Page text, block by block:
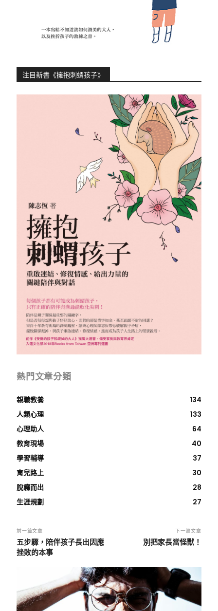
注目新書《擁抱刺蝟孩子》
熱門文章分類
親職教養
134
人類心理
133
心理助人
64
教育現場
40
學習輔導
37
育兒路上
30
脫癮而出
28
生涯規劃
27
前一篇文章
五步驟，陪伴孩子長出因應
挫敗的本事
下一篇文章
別把家長當怪獸！